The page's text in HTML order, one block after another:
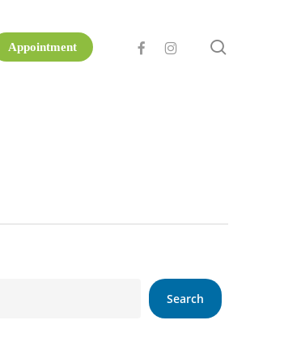
Appointment facebookinstagram
Search